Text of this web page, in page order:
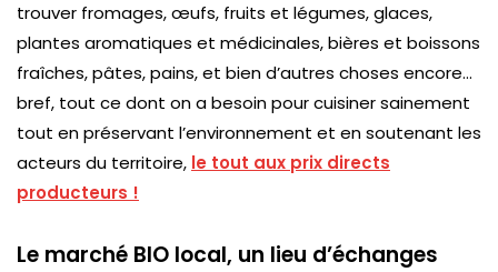
trouver fromages, œufs, fruits et légumes, glaces,
plantes aromatiques et médicinales, bières et boissons
fraîches, pâtes, pains, et bien d’autres choses encore…
bref, tout ce dont on a besoin pour cuisiner sainement
tout en préservant l’environnement et en soutenant les
acteurs du territoire, le tout aux prix directs
producteurs !
Le marché BIO local, un lieu d’échanges